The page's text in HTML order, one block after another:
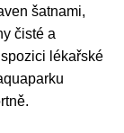
šatnami,
čisté a
lékařské